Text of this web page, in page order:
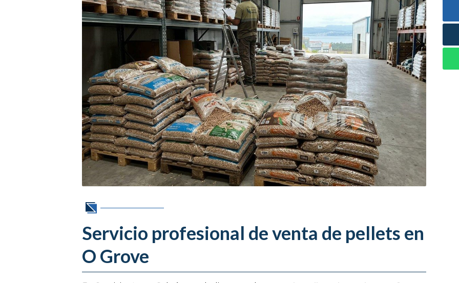
Servicio profesional de venta de pellets en
O Grove